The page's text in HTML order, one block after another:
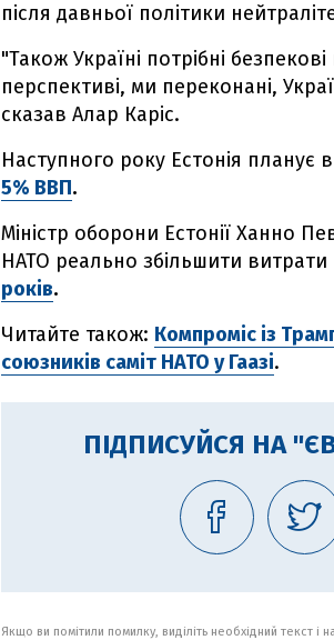
після давньої політики
"Також Україні потрібні
перспективі, ми переконані,
сказав Алар Каріс.
Наступного року Естонія планує
5% ВВП.
Міністр оборони Естонії Ханно
НАТО реально збільшити
років.
Читайте також: Компроміс із
союзників саміт НАТО у Гаазі.
ПІДПИСУЙСЯ НА
Якщо ви помітили помилку, виділіть необхідний текст